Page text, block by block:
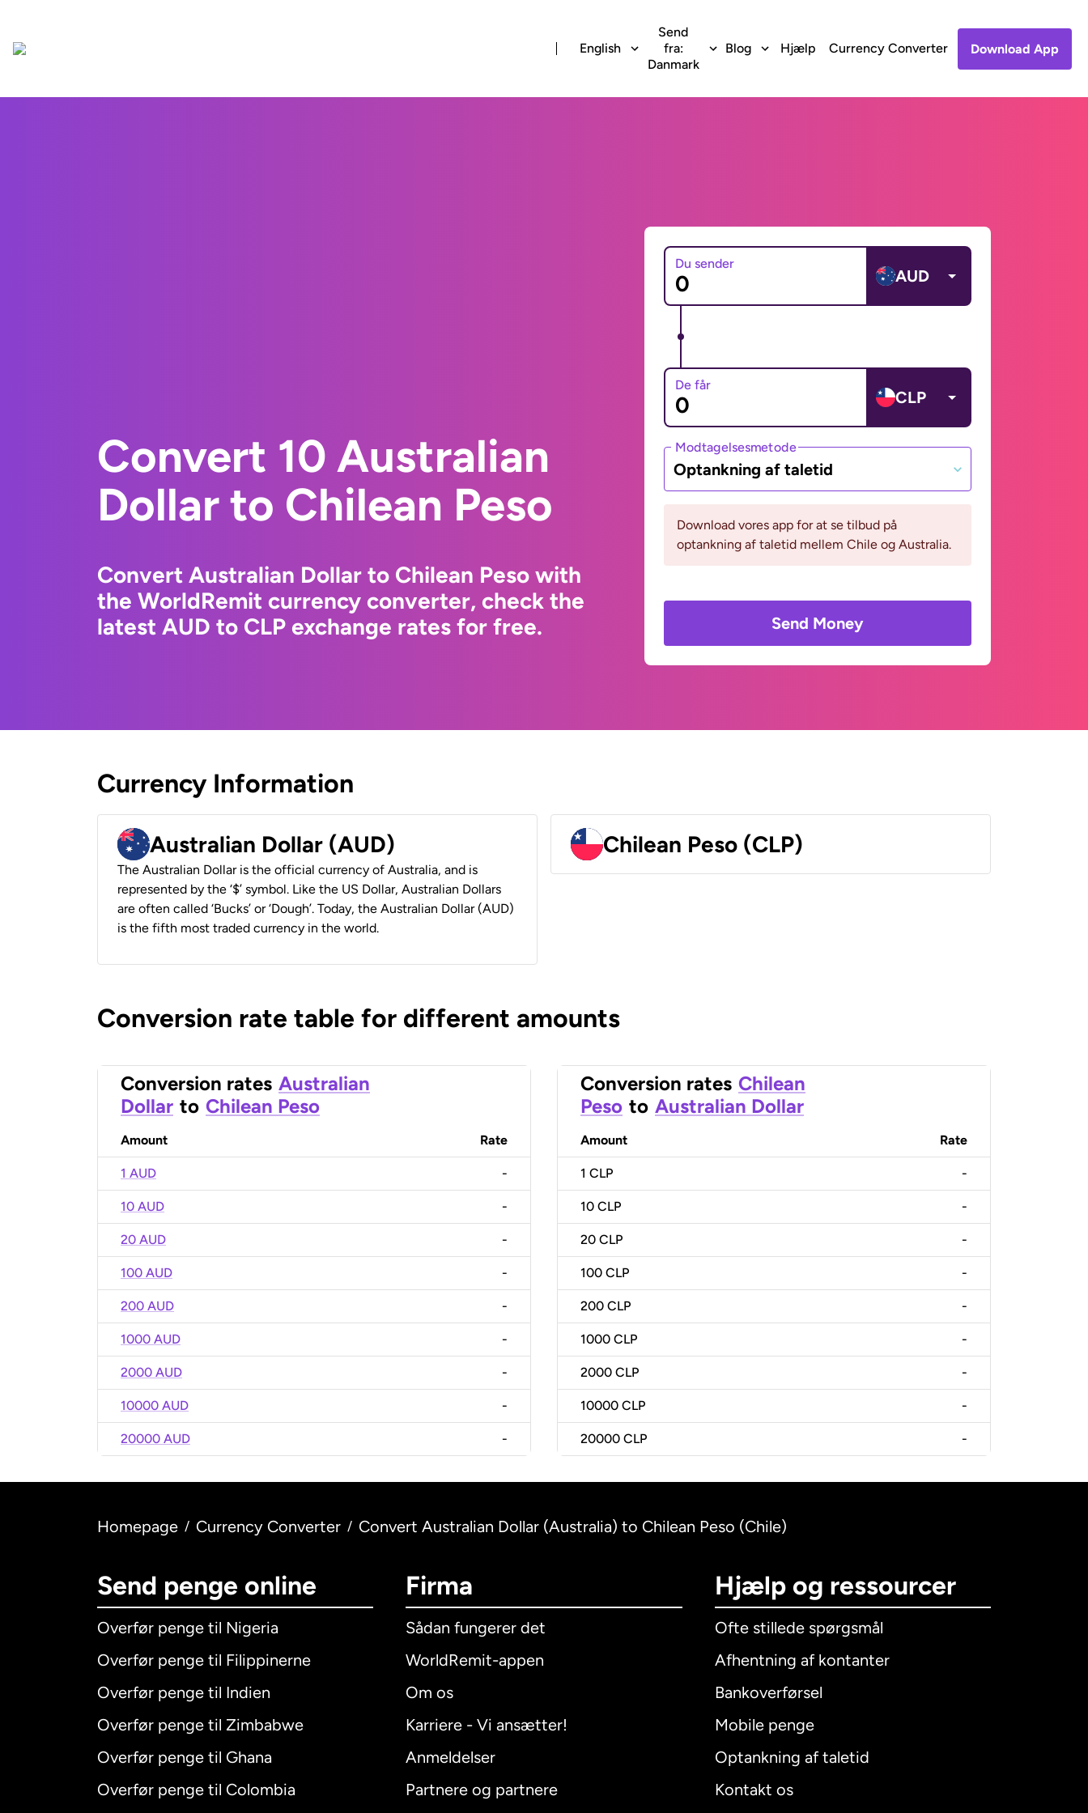
English
Send
fra:
Danmark
Blog Hjælp Currency Converter Download App
Convert 10 Australian
Dollar to Chilean Peso
Convert Australian Dollar to Chilean Peso with
the WorldRemit currency converter, check the
latest AUD to CLP exchange rates for free.
Du sender
AUD
De får
CLP
Modtagelsesmetode
Optankning af taletid
Download vores app for at se tilbud på
optankning af taletid mellem Chile og Australia.
Send Money
Currency Information
Australian Dollar (AUD)
The Australian Dollar is the official currency of Australia, and is
represented by the ‘$’ symbol. Like the US Dollar, Australian Dollars
are often called ‘Bucks’ or ‘Dough’. Today, the Australian Dollar (AUD)
is the fifth most traded currency in the world.
Chilean Peso (CLP)
Conversion rate table for different amounts
Conversion rates Australian
Dollar to Chilean Peso
Amount Rate
1 AUD -
10 AUD -
20 AUD -
100 AUD -
200 AUD -
1000 AUD -
2000 AUD -
10000 AUD -
20000 AUD -
Conversion rates Chilean
Peso to Australian Dollar
Amount Rate
1 CLP -
10 CLP -
20 CLP -
100 CLP -
200 CLP -
1000 CLP -
2000 CLP -
10000 CLP -
20000 CLP -
Homepage / Currency Converter / Convert Australian Dollar (Australia) to Chilean Peso (Chile)
Send penge online
Overfør penge til Nigeria
Overfør penge til Filippinerne
Overfør penge til Indien
Overfør penge til Zimbabwe
Overfør penge til Ghana
Overfør penge til Colombia
Firma
Sådan fungerer det
WorldRemit-appen
Om os
Karriere - Vi ansætter!
Anmeldelser
Partnere og partnere
Hjælp og ressourcer
Ofte stillede spørgsmål
Afhentning af kontanter
Bankoverførsel
Mobile penge
Optankning af taletid
Kontakt os